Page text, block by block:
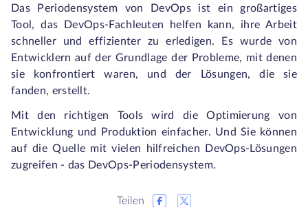
Das Periodensystem von DevOps ist ein großartiges
Tool, das DevOps-Fachleuten helfen kann, ihre Arbeit
schneller und effizienter zu erledigen. Es wurde von
Entwicklern auf der Grundlage der Probleme, mit denen
sie konfrontiert waren, und der Lösungen, die sie
fanden, erstellt.
Mit den richtigen Tools wird die Optimierung von
Entwicklung und Produktion einfacher. Und Sie können
auf die Quelle mit vielen hilfreichen DevOps-Lösungen
zugreifen - das DevOps-Periodensystem.
Teilen